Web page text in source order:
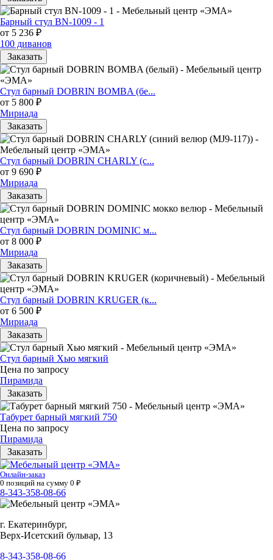
Барный стул BN-1009 - 1
от 5 236 ₽
100 диванов
Заказать
Стул барный DOBRIN BOMBA (бе...
от 5 800 ₽
Мириада
Заказать
Стул барный DOBRIN CHARLY (с...
от 9 690 ₽
Мириада
Заказать
Стул барный DOBRIN DOMINIC м...
от 8 000 ₽
Мириада
Заказать
Стул барный DOBRIN KRUGER (к...
от 6 500 ₽
Мириада
Заказать
Стул барный Хью мягкий
Цена по запросу
Пирамида
Заказать
Табурет барный мягкий 750
Цена по запросу
Пирамида
Заказать
Онлайн-заказ
0 позиций на сумму 0 ₽
8-343-358-08-66
г. Екатеринбург,
Верх-Исетский бульвар, 13
8-343-358-08-66